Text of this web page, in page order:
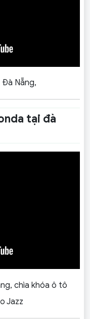
Nẵng,
tại đà
chìa khóa ô tô
Jazz